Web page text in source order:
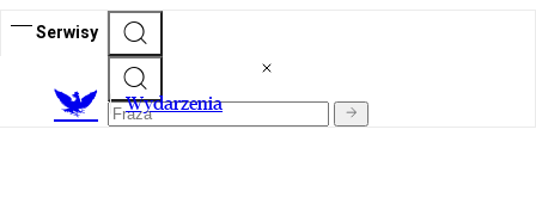
Serwisy
Wydarzenia